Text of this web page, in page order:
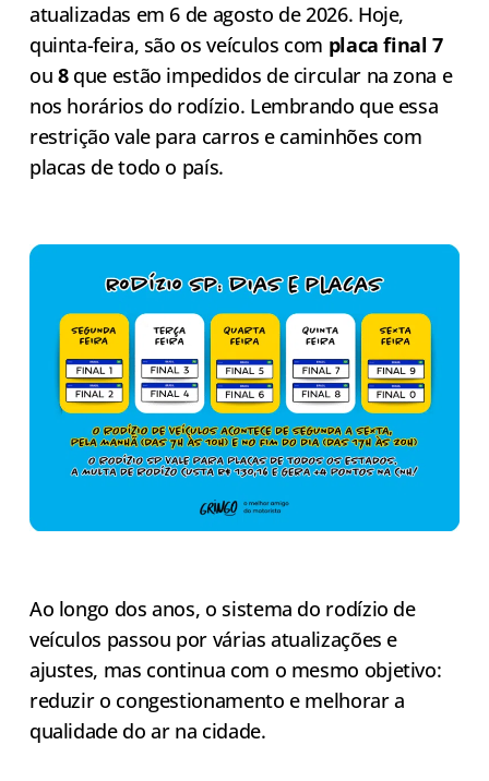
atualizadas em 6 de agosto de 2026. Hoje,
quinta-feira, são os veículos com placa final 7
ou 8que estão impedidos de circular na zona e
nos horários do rodízio. Lembrando que essa
restrição vale para carros e caminhões com
placas de todo o país.
Ao longo dos anos, o sistema do rodízio de
veículos passou por várias atualizações e
ajustes, mas continua com o mesmo objetivo:
reduzir o congestionamento e melhorar a
qualidade do ar na cidade.